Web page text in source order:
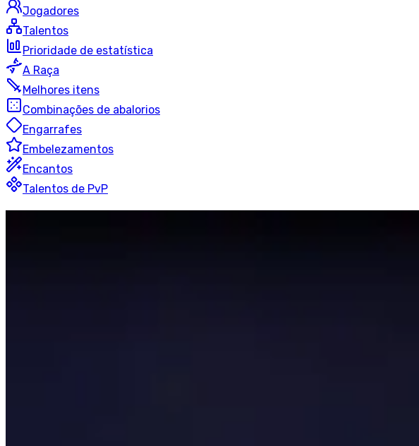
Jogadores
Talentos
Prioridade de estatística
A Raça
Melhores itens
Combinações de abalorios
Engarrafes
Embelezamentos
Encantos
Talentos de PvP